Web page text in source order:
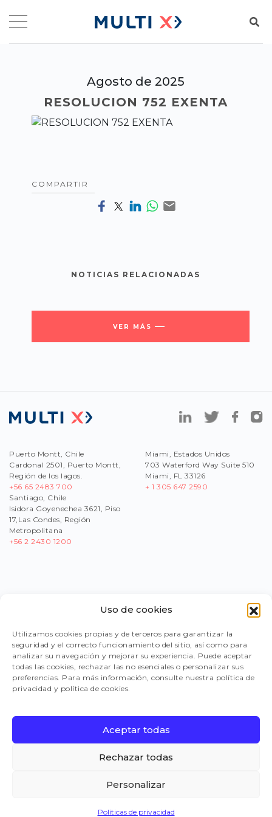
Uso de cookies
Utilizamos cookies propias y de terceros para garantizar la
seguridad y el correcto funcionamiento del sitio, así como para
analizar su navegación y mejorar su experiencia. Puede aceptar
todas las cookies, rechazar las no esenciales o personalizar sus
preferencias. Para más información, consulte nuestra política de
privacidad y política de cookies.
Aceptar todas
Rechazar todas
Personalizar
Políticas de privacidad
Agosto de 2025
RESOLUCION 752 EXENTA
COMPARTIR
NOTICIAS RELACIONADAS
VER MÁS
Puerto Montt, Chile
Cardonal 2501, Puerto Montt,
Región de los lagos.
+56 65 2483 700
Santiago, Chile
Isidora Goyenechea 3621, Piso
17,Las Condes, Región
Metropolitana
+56 2 2430 1200
Miami, Estados Unidos
703 Waterford Way Suite 510
Miami, FL 33126
+ 1 305 647 2590
PORTAL PROVEEDORES
LEGISLACIÓN
CANAL DE DENUNCIAS